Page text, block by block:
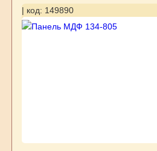
| код: 149890